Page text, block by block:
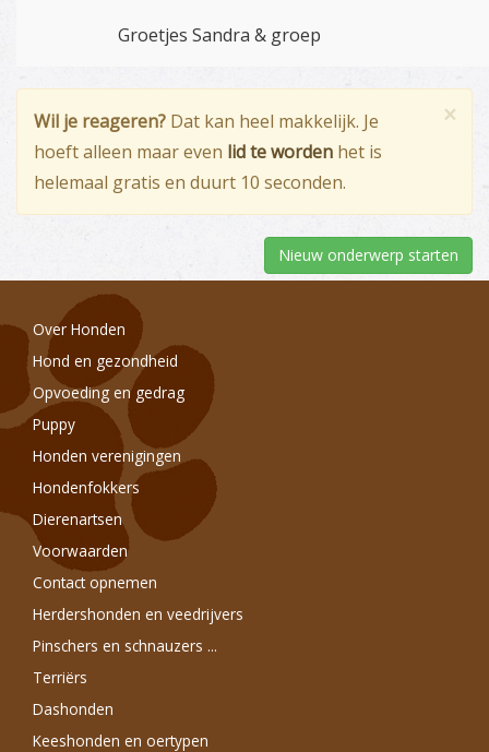
Groetjes Sandra & groep
×
Wil je reageren? Dat kan heel makkelijk. Je
hoeft alleen maar even lid te worden het is
helemaal gratis en duurt 10 seconden.
Nieuw onderwerp starten
Over Honden
Hond en gezondheid
Opvoeding en gedrag
Puppy
Honden verenigingen
Hondenfokkers
Dierenartsen
Voorwaarden
Contact opnemen
Herdershonden en veedrijvers
Pinschers en schnauzers ...
Terriërs
Dashonden
Keeshonden en oertypen